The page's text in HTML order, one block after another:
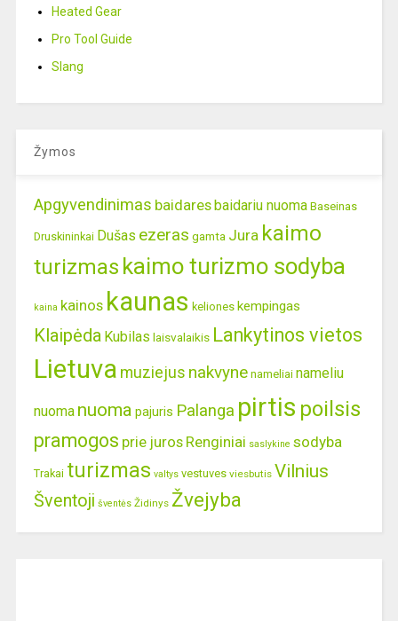
Heated Gear
Pro Tool Guide
Slang
Žymos
Apgyvendinimas baidaresbaidariu nuoma Baseinas
Druskininkai Dušas ezeras gamta Jura kaimo
turizmas kaimo turizmo sodyba
kaina kainos kaunas keliones kempingas
Klaipėda Kubilas laisvalaikis Lankytinos vietos
Lietuva muziejus nakvyne nameliai nameliu
nuoma nuoma pajuris Palanga pirtis poilsis
pramogos prie juros Renginiai saslykine sodyba
Trakai turizmas valtys vestuves viesbutis Vilnius
Šventoji šventės Židinys Žvejyba